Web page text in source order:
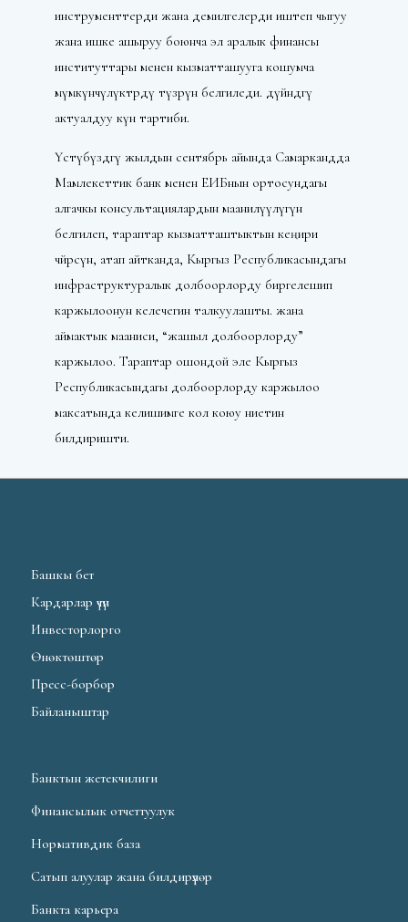
инструменттерди жана демилгелерди иштеп чыгуу
жана ишке ашыруу боюнча эл аралык финансы
институттары менен кызматташууга кошумча
мүмкүнчүлүктөрдү түзөрүн белгиледи. дүйнөдөгү
актуалдуу күн тартиби.
Үстүбүздөгү жылдын сентябрь айында Самаркандда
Мамлекеттик банк менен ЕИБнын ортосундагы
алгачкы консультациялардын маанилүүлүгүн
белгилеп, тараптар кызматташтыктын кеңири
чөйрөсүн, атап айтканда, Кыргыз Республикасындагы
инфраструктуралык долбоорлорду биргелешип
каржылоонун келечегин талкуулашты. жана
аймактык мааниси, “жашыл долбоорлорду”
каржылоо. Тараптар ошондой эле Кыргыз
Республикасындагы долбоорлорду каржылоо
максатында келишимге кол коюу ниетин
билдиришти.
Башкы бет
Кардарлар үчүн
Инвесторлорго
Өнөктөштөр
Пресс-борбор
Байланыштар
Банктын жетекчилиги
Финансылык отчеттуулук
Нормативдик база
Сатып алуулар жана билдирүүлөр
Банкта карьера